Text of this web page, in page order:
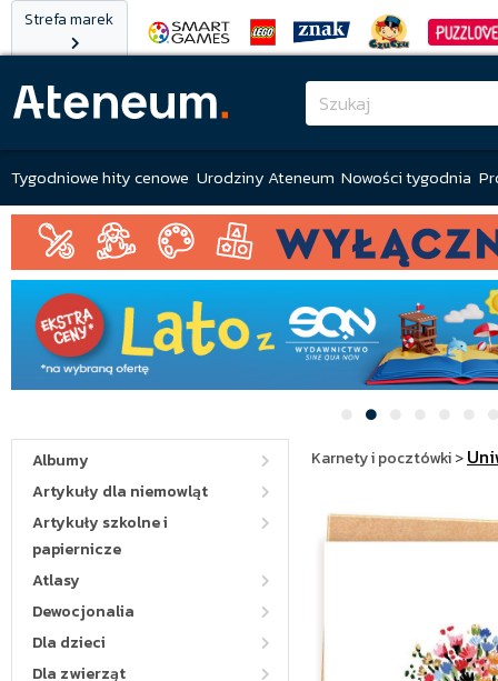
Strefa marek
Tygodniowe hity cenowe Urodziny Ateneum Nowości tygodnia
Albumy
Artykuły dla niemowląt
Artykuły szkolne i
papiernicze
Atlasy
Dewocjonalia
Dla dzieci
Dla zwierząt
Karnety i pocztówki>